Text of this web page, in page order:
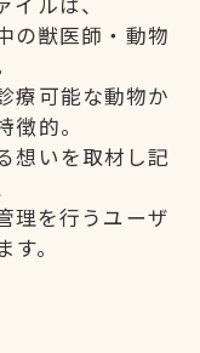
の獣医師・動物
療可能な動物か
的。
想いを取材し記
理を行うユーザ
。